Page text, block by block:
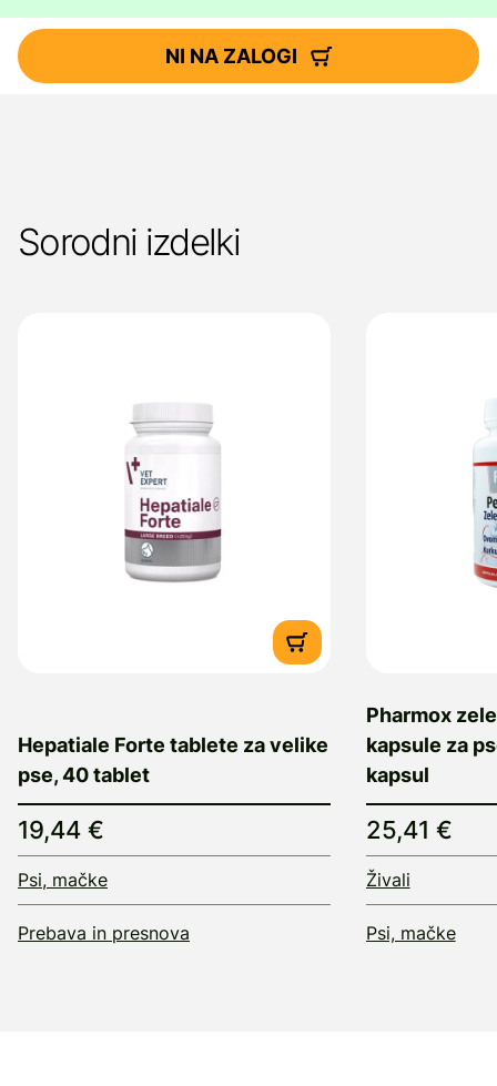
NI NA ZALOGI
Sorodni izdelki
Hepatiale Forte tablete za velike
pse, 40 tablet
19,44 €
Psi, mačke
Prebava in presnova
Pharmox
kapsule za
kapsul
25,41 €
Živali
Psi, mačke